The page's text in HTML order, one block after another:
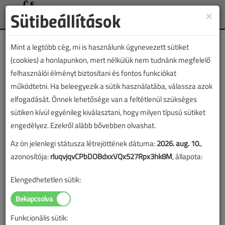
Toggle
Lessünk be a csőbe!
2020. március 4. | VGF&HKL Online | 2215 |
×
Sütibeállítások
Mint a legtöbb cég, mi is használunk úgynevezett sütiket
(cookies) a honlapunkon, mert nélkülük nem tudnánk megfelelő
felhasználói élményt biztosítani és fontos funkciókat
működtetni. Ha beleegyezik a sütik használatába, válassza azok
elfogadását. Önnek lehetősége van a feltétlenül szükséges
sütiken kívül egyénileg kiválasztani, hogy milyen típusú sütiket
engedélyez. Ezekről alább bővebben olvashat.
Az ön jelenlegi státusza létrejöttének dátuma:2026. aug. 10.,
azonosítója:rluqvjqvCPbDOBdxxVQx527Rpx3hk8M, állapota:
Elengedhetetlen sütik:
Funkcionális sütik: